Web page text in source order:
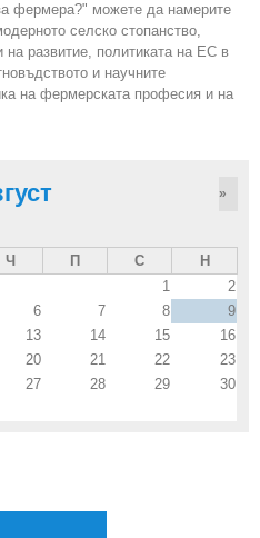
фермера?" можете да намерите
селско стопанство,
на развитие, политиката на ЕС в
и научните
на фермерската професия и на
»
Ч П С
Н
1
2
6 7 8
9
13 14 15
16
20 21 22
23
27 28 29
30